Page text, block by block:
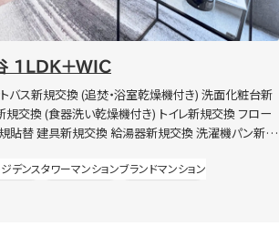
1LDK＋WIC
バス新規交換 (追焚・浴室乾燥機付き) 洗面化粧台新
規交換 (食器洗い乾燥機付き) トイレ新規交換 フロー
貼替 建具新規交換 給湯器新規交換 洗濯機パン新規
）
デンスタワーマンションブランドマンション